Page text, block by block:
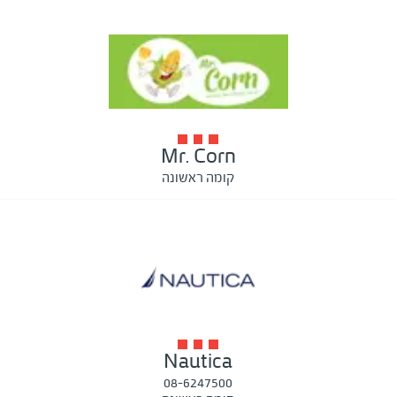
Mr. Corn
קומה ראשונה
Nautica
08-6247500